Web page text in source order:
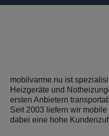
mobilvarme.nu ist
Heizgeräte und
ersten Anbietern
Seit 2003 liefern wir
dabei eine hohe